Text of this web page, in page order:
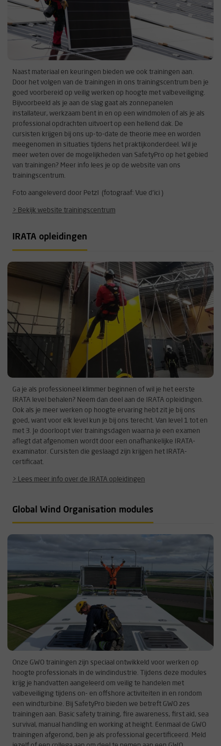
Naast materiaal en keuringen bieden we ook trainingen aan.
Door het volgen van de trainingen in ons trainingscentrum ben je
goed voorbereid op veilig werken op hoogte met valbeveiliging.
Bijvoorbeeld als je aan de slag gaat als zonnepanelen
installateur, werkzaam bent in en op een windmolen of als je als
professional opdrachten uitvoert op een hellend dak. De
cursisten krijgen bij ons up-to-date de theorie mee en worden
meegenomen in situaties tijdens het praktijkonderdeel. Wil je
meer weten over de mogelijkheden van SafetyPro op het gebied
van trainingen? Meer info lees je op de website van ons
trainingscentrum.
Foto aangeleverd door Petzl (fotograaf: Vue d’ici )
> Bekijk website trainingscentrum
IRATA opleidingen
Ga je als professioneel klimmer beginnen of wil je het eerste
IRATA level behalen? Neem dan deel aan de IRATA opleidingen.
Ook als je meer werken op hoogte ervaring hebt zit je bij ons
goed, want voor elk level kun je bij ons terecht. Van level 1 tot en
met 3. Je doorloopt vier trainingsdagen waarna je een examen
aflegt dat afgenomen wordt door een onafhankelijke IRATA-
examinator. Cursisten die geslaagd zijn krijgen het IRATA-
certificaat.
> Lees meer info over de IRATA opleidingen
Global Wind Organisation modules
Onze GWO trainingen zijn speciaal ontwikkeld voor werken op
hoogte professionals in de windindustrie. Tijdens deze modules
krijg je handvatten aangeleerd om veilig te handelen met
valbeveiliging tijdens on- en offshore activiteiten in en rondom
een windturbine. Bij SafetyPro bieden we betreft GWO zes
trainingen aan. Basic safety training, fire awareness, first aid, sea
survival, manual handling en working at height. Eenmaal de GWO
trainingen afgerond, ben je als professional gecertificeerd. Meld